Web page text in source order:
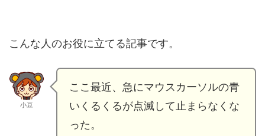
こんな人のお役に立てる記事です。
小豆
ここ最近、急にマウスカーソルの青
いくるくるが点滅して止まらなくな
った。